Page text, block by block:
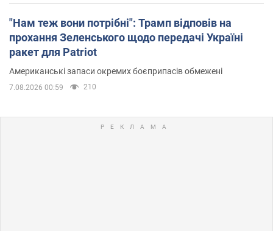
"Нам теж вони потрібні": Трамп відповів на
прохання Зеленського щодо передачі Україні
ракет для Patriot
Американські запаси окремих боєприпасів обмежені
7.08.2026 00:59 210